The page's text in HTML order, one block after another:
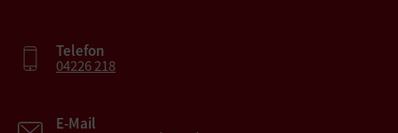
Telefon
04226 218
E-Mail